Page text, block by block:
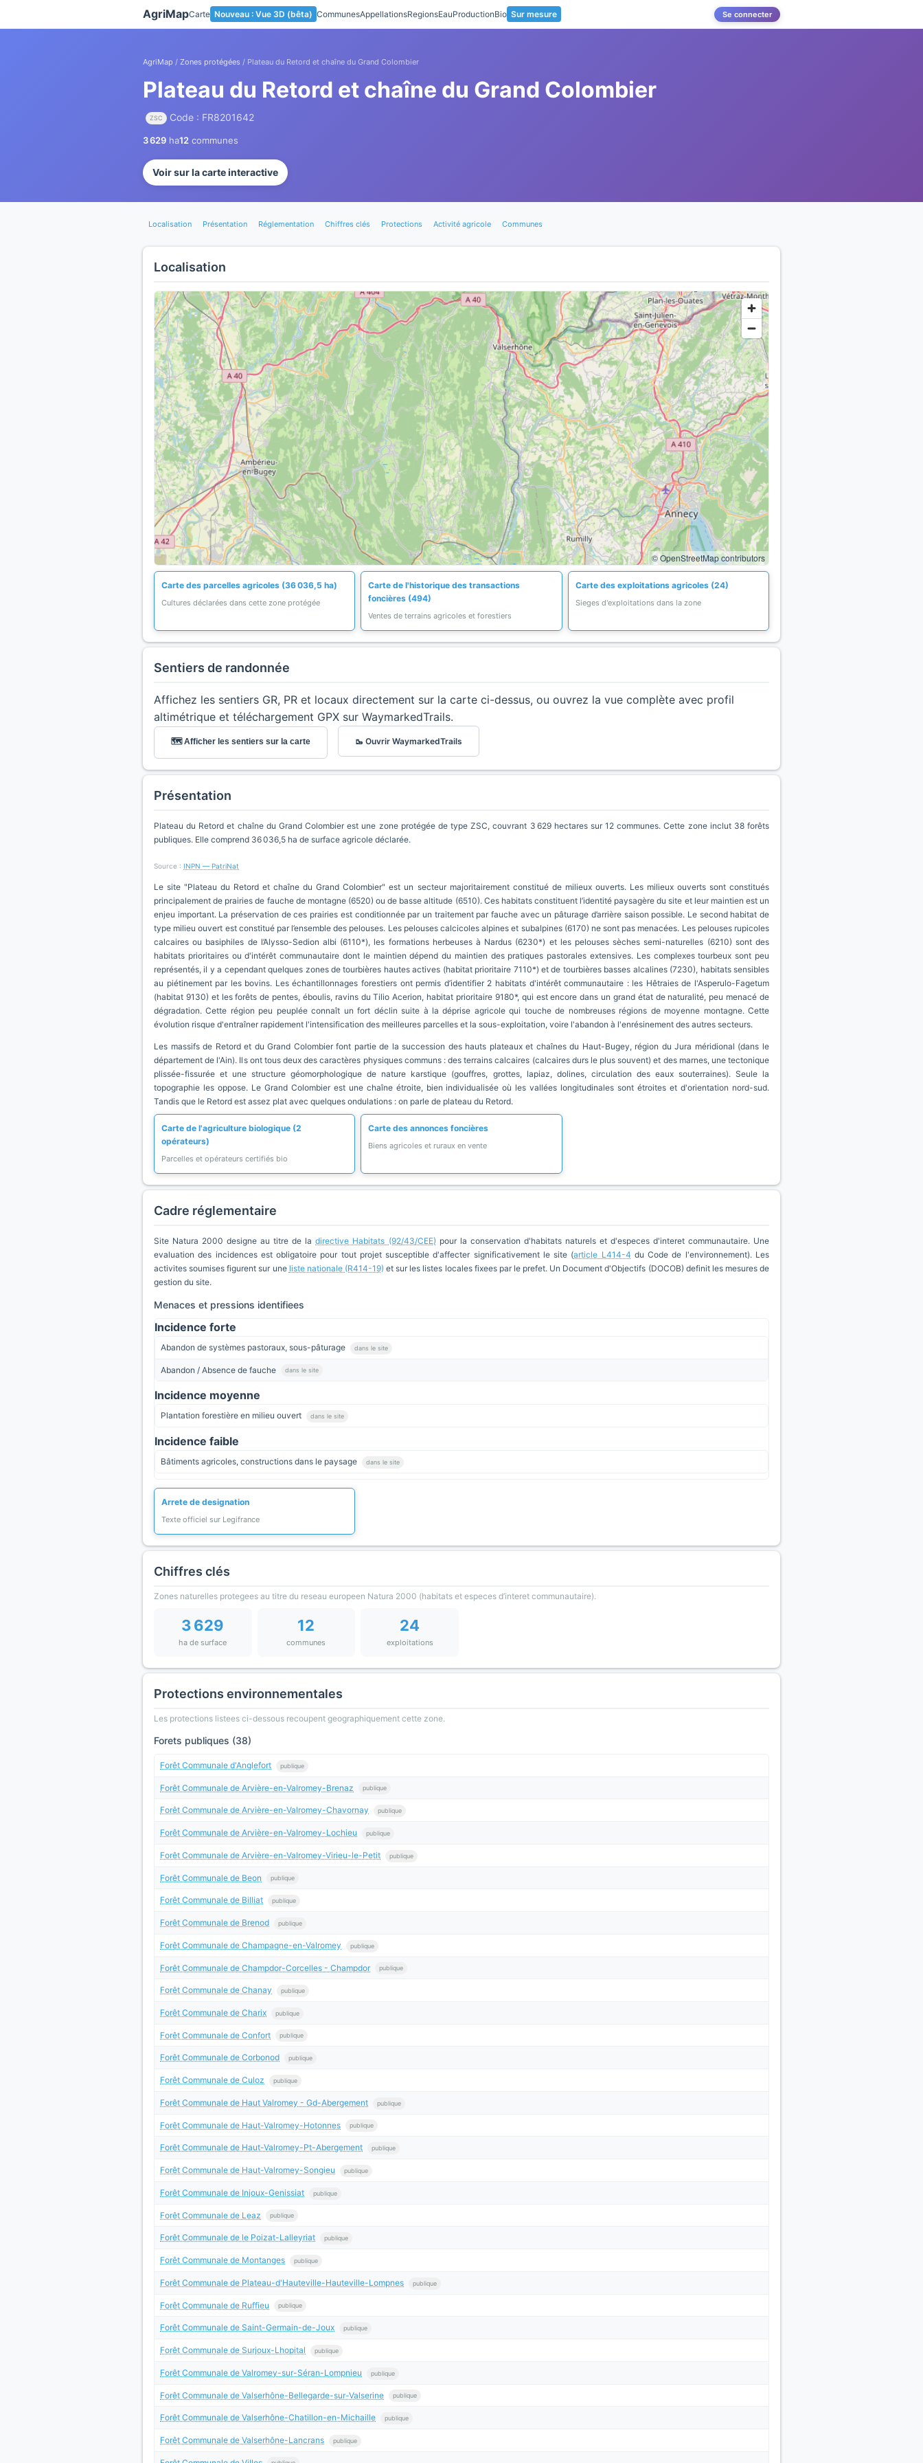
AgriMapCarte Nouveau : Vue 3D (bêta) CommunesAppellationsRegionsEauProductionBio Sur mesure Se connecter
AgriMap / Zones protégées / Plateau du Retord et chaîne du Grand Colombier
Plateau du Retord et chaîne du Grand Colombier
ZSC Code : FR8201642
3 629 ha12 communes
Voir sur la carte interactive
Localisation Présentation Réglementation Chiffres clés Protections Activité agricole Communes
Localisation
© OpenStreetMap contributors
Carte des parcelles agricoles (36 036,5 ha)
Cultures déclarées dans cette zone protégée
Carte de l'historique des transactions
foncières (494)
Ventes de terrains agricoles et forestiers
Carte des exploitations agricoles (24)
Sieges d'exploitations dans la zone
Sentiers de randonnée
Affichez les sentiers GR, PR et locaux directement sur la carte ci-dessus, ou ouvrez la vue complète avec profil
altimétrique et téléchargement GPX sur WaymarkedTrails.
🗺️ Afficher les sentiers sur la carte 🥾 Ouvrir WaymarkedTrails
Présentation
Plateau du Retord et chaîne du Grand Colombier est une zone protégée de type ZSC, couvrant 3 629 hectares sur 12 communes. Cette zone inclut 38 forêts
publiques. Elle comprend 36 036,5 ha de surface agricole déclarée.
Source : INPN — PatriNat
Le site "Plateau du Retord et chaîne du Grand Colombier" est un secteur majoritairement constitué de milieux ouverts. Les milieux ouverts sont constitués
principalement de prairies de fauche de montagne (6520) ou de basse altitude (6510). Ces habitats constituent l’identité paysagère du site et leur maintien est un
enjeu important. La préservation de ces prairies est conditionnée par un traitement par fauche avec un pâturage d’arrière saison possible. Le second habitat de
type milieu ouvert est constitué par l’ensemble des pelouses. Les pelouses calcicoles alpines et subalpines (6170) ne sont pas menacées. Les pelouses rupicoles
calcaires ou basiphiles de l’Alysso-Sedion albi (6110*), les formations herbeuses à Nardus (6230*) et les pelouses sèches semi-naturelles (6210) sont des
habitats prioritaires ou d'intérêt communautaire dont le maintien dépend du maintien des pratiques pastorales extensives. Les complexes tourbeux sont peu
représentés, il y a cependant quelques zones de tourbières hautes actives (habitat prioritaire 7110*) et de tourbières basses alcalines (7230), habitats sensibles
au piétinement par les bovins. Les échantillonnages forestiers ont permis d’identifier 2 habitats d'intérêt communautaire : les Hêtraies de l'Asperulo-Fagetum
(habitat 9130) et les forêts de pentes, éboulis, ravins du Tilio Acerion, habitat prioritaire 9180*, qui est encore dans un grand état de naturalité, peu menacé de
dégradation. Cette région peu peuplée connaît un fort déclin suite à la déprise agricole qui touche de nombreuses régions de moyenne montagne. Cette
évolution risque d'entraîner rapidement l'intensification des meilleures parcelles et la sous-exploitation, voire l'abandon à l'enrésinement des autres secteurs.
Les massifs de Retord et du Grand Colombier font partie de la succession des hauts plateaux et chaînes du Haut-Bugey, région du Jura méridional (dans le
département de l'Ain). Ils ont tous deux des caractères physiques communs : des terrains calcaires (calcaires durs le plus souvent) et des marnes, une tectonique
plissée-fissurée et une structure géomorphologique de nature karstique (gouffres, grottes, lapiaz, dolines, circulation des eaux souterraines). Seule la
topographie les oppose. Le Grand Colombier est une chaîne étroite, bien individualisée où les vallées longitudinales sont étroites et d'orientation nord-sud.
Tandis que le Retord est assez plat avec quelques ondulations : on parle de plateau du Retord.
Carte de l'agriculture biologique (2
opérateurs)
Parcelles et opérateurs certifiés bio
Carte des annonces foncières
Biens agricoles et ruraux en vente
Cadre réglementaire
Site Natura 2000 designe au titre de ladirective Habitats (92/43/CEE) pour la conservation d'habitats naturels et d'especes d'interet communautaire. Une
evaluation des incidences est obligatoire pour tout projet susceptible d'affecter significativement le site (article L414-4 du Code de l'environnement). Les
activites soumises figurent sur une liste nationale (R414-19) et sur les listes locales fixees par le prefet. Un Document d'Objectifs (DOCOB) definit les mesures de
gestion du site.
Menaces et pressions identifiees
Incidence forte
Abandon de systèmes pastoraux, sous-pâturage dans le site
Abandon / Absence de fauche dans le site
Incidence moyenne
Plantation forestière en milieu ouvert dans le site
Incidence faible
Bâtiments agricoles, constructions dans le paysage dans le site
Arrete de designation
Texte officiel sur Legifrance
Chiffres clés
Zones naturelles protegees au titre du reseau europeen Natura 2000 (habitats et especes d’interet communautaire).
3 629
ha de surface
12
communes
24
exploitations
Protections environnementales
Les protections listees ci-dessous recoupent geographiquement cette zone.
Forets publiques (38)
Forêt Communale d'Anglefort publique
Forêt Communale de Arvière-en-Valromey-Brenaz publique
Forêt Communale de Arvière-en-Valromey-Chavornay publique
Forêt Communale de Arvière-en-Valromey-Lochieu publique
Forêt Communale de Arvière-en-Valromey-Virieu-le-Petit publique
Forêt Communale de Beon publique
Forêt Communale de Billiat publique
Forêt Communale de Brenod publique
Forêt Communale de Champagne-en-Valromey publique
Forêt Communale de Champdor-Corcelles - Champdor publique
Forêt Communale de Chanay publique
Forêt Communale de Charix publique
Forêt Communale de Confort publique
Forêt Communale de Corbonod publique
Forêt Communale de Culoz publique
Forêt Communale de Haut Valromey - Gd-Abergement publique
Forêt Communale de Haut-Valromey-Hotonnes publique
Forêt Communale de Haut-Valromey-Pt-Abergement publique
Forêt Communale de Haut-Valromey-Songieu publique
Forêt Communale de Injoux-Genissiat publique
Forêt Communale de Leaz publique
Forêt Communale de le Poizat-Lalleyriat publique
Forêt Communale de Montanges publique
Forêt Communale de Plateau-d'Hauteville-Hauteville-Lompnes publique
Forêt Communale de Ruffieu publique
Forêt Communale de Saint-Germain-de-Joux publique
Forêt Communale de Surjoux-Lhopital publique
Forêt Communale de Valromey-sur-Séran-Lompnieu publique
Forêt Communale de Valserhône-Bellegarde-sur-Valserine publique
Forêt Communale de Valserhône-Chatillon-en-Michaille publique
Forêt Communale de Valserhône-Lancrans publique
Panneau de gestion des cookies